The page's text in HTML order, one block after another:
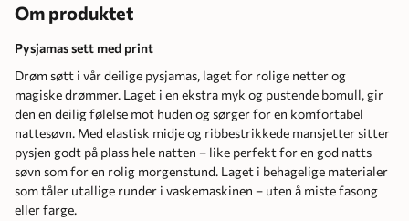
Om produktet
Pysjamas sett med print
Drøm søtt i vår deilige pysjamas, laget for rolige netter og
magiske drømmer. Laget i en ekstra myk og pustende bomull, gir
den en deilig følelse mot huden og sørger for en komfortabel
nattesøvn. Med elastisk midje og ribbestrikkede mansjetter sitter
pysjen godt på plass hele natten – like perfekt for en god natts
søvn som for en rolig morgenstund. Laget i behagelige materialer
som tåler utallige runder i vaskemaskinen – uten å miste fasong
eller farge.